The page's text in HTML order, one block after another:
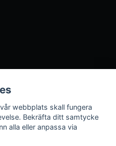
webbplats skall fungera
Bekräfta ditt samtycke
alla eller anpassa via